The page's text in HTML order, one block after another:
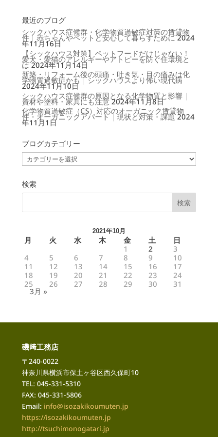
最近のブログ
シックハウス症候群・化学物質過敏症対策の賃貸物
件｜赤ちゃんやペットと安心して暮らすために 2024
年11月16日
【シックハウス対策】ペットフードだけじゃない！
愛犬・愛猫のアレルギーやアトピーを防ぐ住環境と
は 2024年11月14日
新築・リフォーム後の頭痛・吐き気・目の痛みは化
学物質過敏症かも｜シックハウスより怖い現代病
2024年11月10日
シックハウス症候群の原因となる化学物質と影響｜
資材や塗料・家具にも注意 2024年11月8日
化学物質過敏症（CS）対応のオーガニック賃貸物
件・オーガニックアパート｜現状と対策・課題 2024
年11月1日
ブログカテゴリー
ブ
ロ
グ
テ
ゴ
リ
ー
検索
2021年10月
月 火 水 木 金 土
日
1
2
3
4
5 6 7 8 9
10
11
12 13 14 15 16
17
18
19 20 21 22 23
24
25
26 27 28 29 30 31
3月 »
磯﨑工務店
〒240-0022
神奈川県横浜市保土ヶ谷区西久保町10
TEL: 045-331-5310
FAX: 045-331-5806
Email: info@isozakikoumuten.jp
https://isozakikoumuten.jp
http://tsuchimonogatari.jp